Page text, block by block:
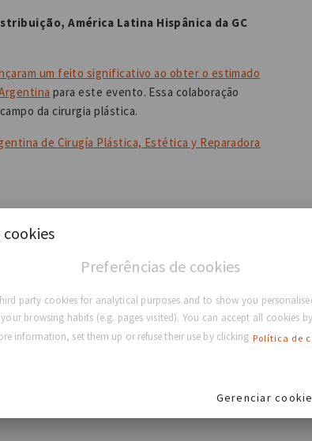
América Latina Hispânica da GC
um feito significativo ao obter o estimado
para este evento. Essa colaboração
da cirurgia plástica.
de Cirugía Plástica, Estética y Reparadora
estabelecida há muito tempo que desenvolve,
e reconstrutivos exclusivos. Ao longo de seus
da estética médica e ao fornecimento de
e reconstrução mamária. Já vendemos mais
sãorespaldados por dados clínicos publicados ao
Preferências de cookies
party cookies for analytical purposes and to show you
browsing habits (e.g. pages visited). You can accept all cookies
information, set them up or refuse their use by clicking Política de
Gerenciar